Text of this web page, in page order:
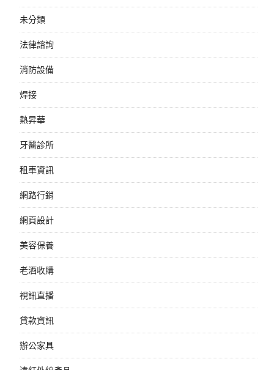
未分類
法律諮詢
消防設備
焊接
熱昇華
牙醫診所
租車資訊
網路行銷
網頁設計
美容保養
老酒收購
視訊直播
貸款資訊
辦公家具